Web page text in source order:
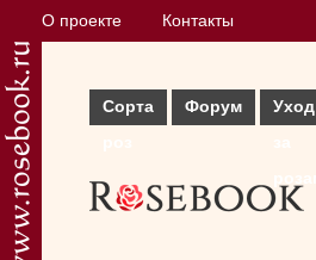
О проекте Контакты
Сорта
Форум
Уход